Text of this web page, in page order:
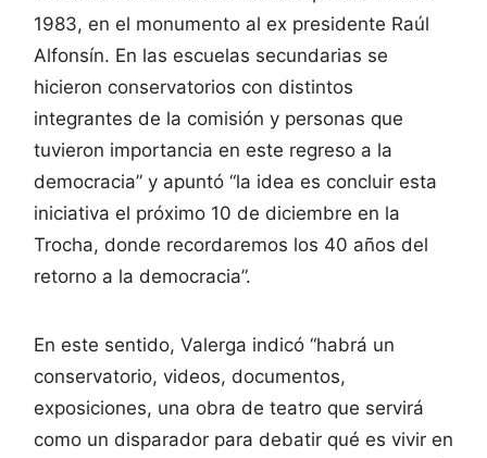
1983, en el monumento al ex presidente Raúl
Alfonsín. En las escuelas secundarias se
hicieron conservatorios con distintos
integrantes de la comisión y personas que
tuvieron importancia en este regreso a la
democracia” y apuntó “la idea es concluir esta
iniciativa el próximo 10 de diciembre en la
Trocha, donde recordaremos los 40 años del
retorno a la democracia”.
En este sentido, Valerga indicó “habrá un
conservatorio, videos, documentos,
exposiciones, una obra de teatro que servirá
como un disparador para debatir qué es vivir en